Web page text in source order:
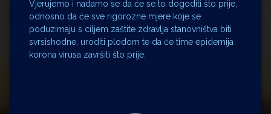
Vjerujemo i nadamo se da će se to dogoditi što prije,
odnosno da će sve rigorozne mjere koje se
poduzimaju s ciljem zaštite zdravlja stanovništva biti
svrsishodne, uroditi plodom te da će time epidemija
korona virusa završiti što prije.